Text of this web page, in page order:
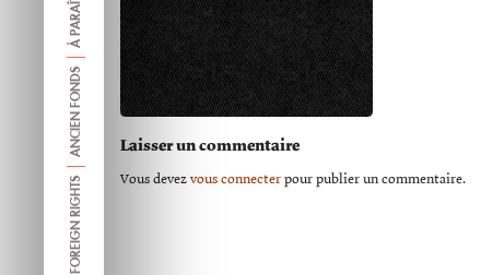
À PARAÎTRE
ANCIEN FONDS
FOREIGN RIGHTS
Laisser un commentaire
Vous devez vous connecter pour publier un commentaire.